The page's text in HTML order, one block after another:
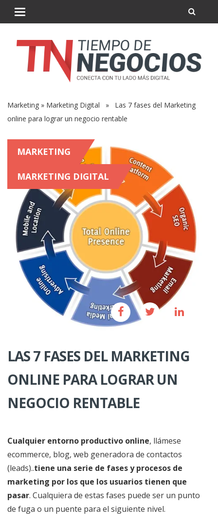
Marketing » Marketing Digital » Las 7 fases del Marketing
online para lograr un negocio rentable
MARKETING
MARKETING DIGITAL
LAS 7 FASES DEL MARKETING
ONLINE PARA LOGRAR UN
NEGOCIO RENTABLE
Cualquier entorno productivo online, llámese
ecommerce, blog, web generadora de contactos
(leads)..tiene una serie de fases y procesos de
marketing por los que los usuarios tienen que
pasar. Cualquiera de estas fases puede ser un punto
de fuga o un puente para el siguiente nivel.